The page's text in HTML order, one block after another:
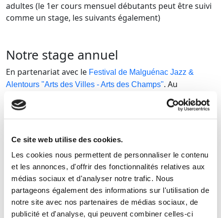
Ce site web utilise des cookies.
Les cookies nous permettent de personnaliser le contenu
et les annonces, d'offrir des fonctionnalités relatives aux
médias sociaux et d'analyser notre trafic. Nous
partageons également des informations sur l'utilisation de
notre site avec nos partenaires de médias sociaux, de
publicité et d'analyse, qui peuvent combiner celles-ci
adultes (le 1er cours mensuel débutants peut être suivi
comme un stage, les suivants également)
Notre stage annuel
En partenariat avec le Festival de Malguénac Jazz &
Alentours "Arts des Villes - Arts des Champs". Au
programme : Claquettes américaines et irlandaises,
Soft Shoe et Ceili (danses irlandaises) et Percussions
Corporelles ou Lindy Hop selon les années ; cours
jam, démo au festival ; programme en harmonie avec
celui du festival (nos stagiaires bénéficient du tarif
réduit pour les concerts du festival, et de la possibilité
de prendre leurs repas du midi avec l'équipe
organisatrice pour une somme modique...)